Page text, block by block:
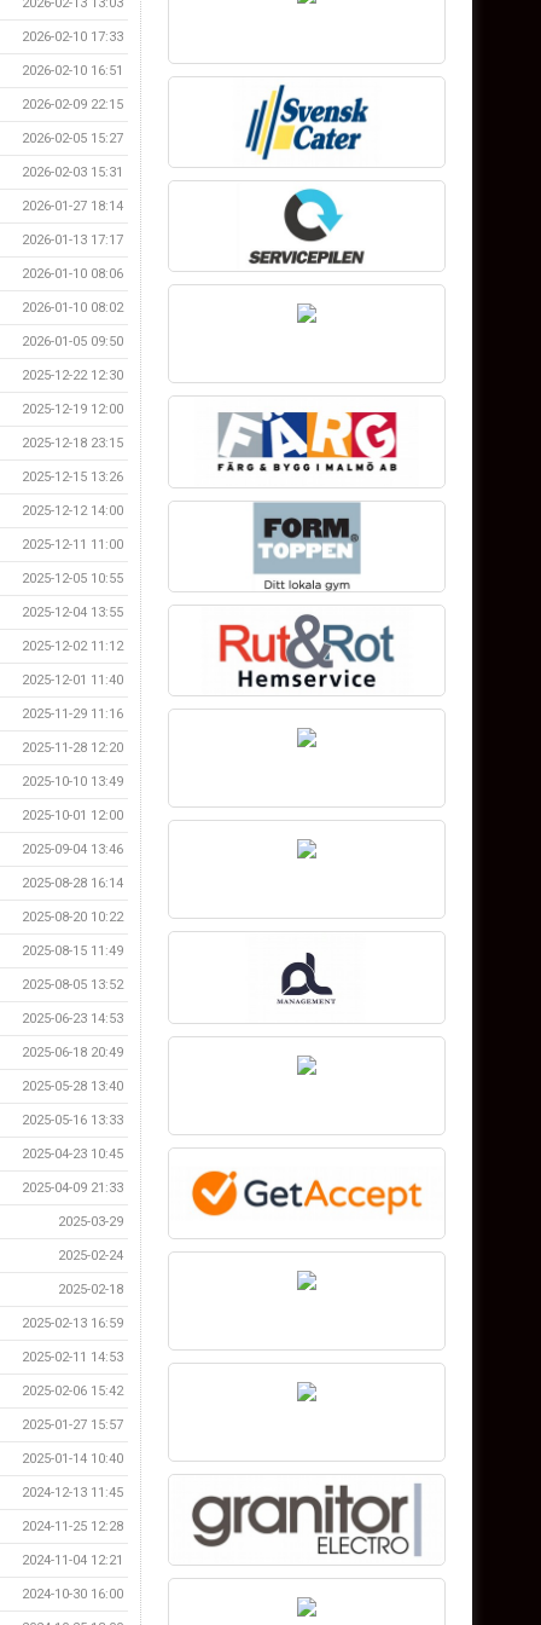
2026-02-13 13:03
2026-02-10 17:33
2026-02-10 16:51
2026-02-09 22:15
2026-02-05 15:27
2026-02-03 15:31
2026-01-27 18:14
2026-01-13 17:17
2026-01-10 08:06
2026-01-10 08:02
2026-01-05 09:50
2025-12-22 12:30
2025-12-19 12:00
2025-12-18 23:15
2025-12-15 13:26
2025-12-12 14:00
2025-12-11 11:00
2025-12-05 10:55
2025-12-04 13:55
2025-12-02 11:12
2025-12-01 11:40
2025-11-29 11:16
2025-11-28 12:20
2025-10-10 13:49
2025-10-01 12:00
2025-09-04 13:46
2025-08-28 16:14
2025-08-20 10:22
2025-08-15 11:49
2025-08-05 13:52
2025-06-23 14:53
2025-06-18 20:49
2025-05-28 13:40
2025-05-16 13:33
2025-04-23 10:45
2025-04-09 21:33
2025-03-29
2025-02-24
2025-02-18
2025-02-13 16:59
2025-02-11 14:53
2025-02-06 15:42
2025-01-27 15:57
2025-01-14 10:40
2024-12-13 11:45
2024-11-25 12:28
2024-11-04 12:21
2024-10-30 16:00